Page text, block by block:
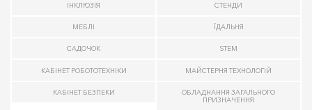
ІНКЛЮЗІЯ СТЕНДИ
МЕБЛІ ЇДАЛЬНЯ
САДОЧОК STEM
КАБІНЕТ РОБОТОТЕХНІКИ МАЙСТЕРНЯ ТЕХНОЛОГІЙ
КАБІНЕТ БЕЗПЕКИ
ОБЛАДНАННЯ ЗАГАЛЬНОГО
ПРИЗНАЧЕННЯ